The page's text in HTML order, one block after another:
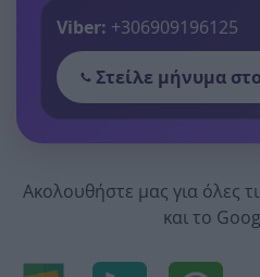
Viber: +306909196125
Στείλε μήνυμα
Ακολουθήστε μας για όλες
και το